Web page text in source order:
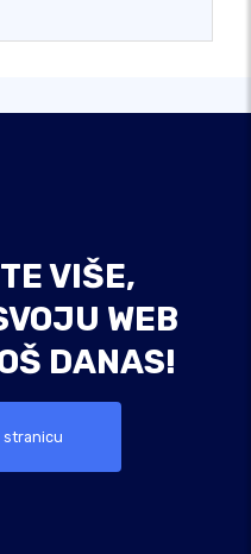
VIŠE,
WEB
DANAS!